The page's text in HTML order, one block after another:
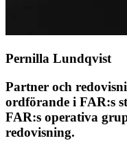
Pernilla Lundqvist
Partner och
ordförande i FAR:s
FAR:s operativa
redovisning.